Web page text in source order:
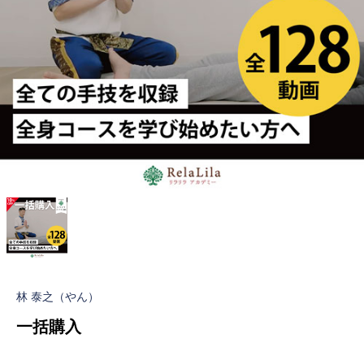
林 泰之（やん）
一括購入